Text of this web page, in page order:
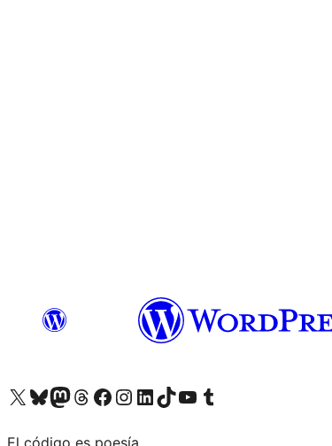
Visita nuestra cuenta de X (anteriormente Twitter)
Visita nuestra cuenta de Bluesky
Visita nuestra cuenta de Mastodon
Visita nuestra cuenta de Threads
Visita nuestra página de Facebook
Visita nuestra cuenta de Instagram
Visita nuestra cuenta de LinkedIn
Visita nuestra cuenta de TikTok
Visita nuestro canal de YouTube
Visita nuestra cuenta de Tumblr